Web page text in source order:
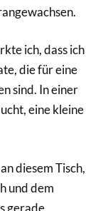
ich, dass ich
die für eine
sind. In einer
eine kleine
diesem Tisch,
und dem
gerade